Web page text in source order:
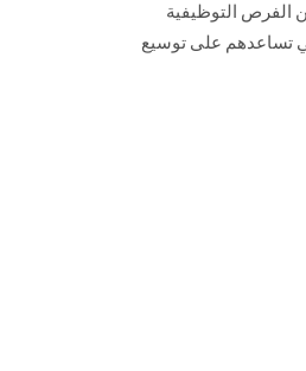
الفرص التوظيفية
تساعدهم على توسيع